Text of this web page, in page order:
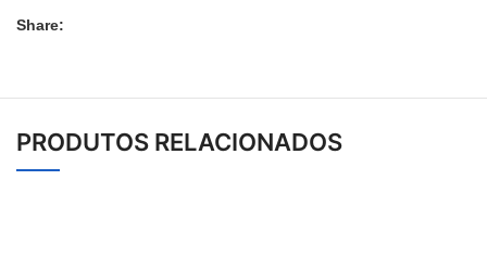
Share:
PRODUTOS RELACIONADOS